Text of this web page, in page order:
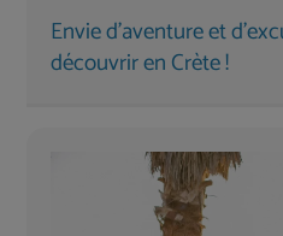
Envie d'aventure et
découvrir en Crète !